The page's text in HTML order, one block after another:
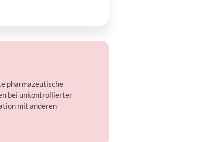
pharmazeutische
bei unkontrollierter
mit anderen